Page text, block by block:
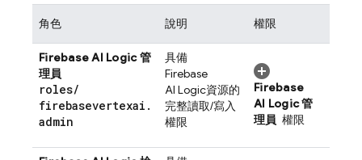
角色 說明 權限
Firebase AI Logic管
理員
roles/
firebasevertexai .
admin
具備
Firebase
AI Logic資源的
完整讀取/寫入
權限
Firebase
AI Logic管
理員 權限